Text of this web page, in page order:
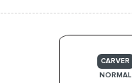
CARVER
NORMAL